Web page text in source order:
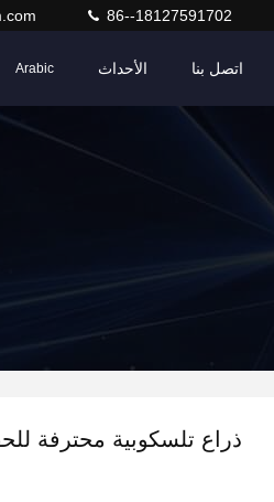
86--18127591702
اتصل بنا الأحداث Arabic